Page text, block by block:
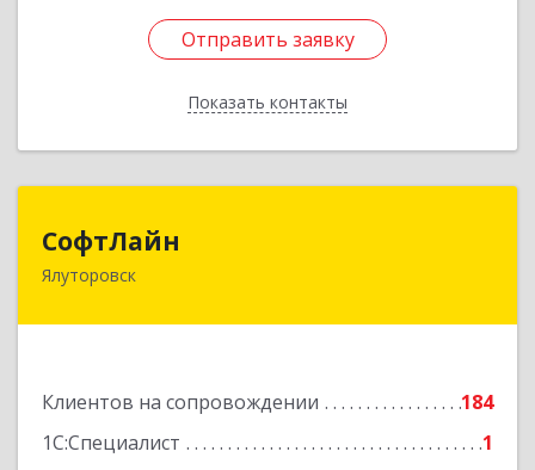
Отправить заявку
Показать контакты
Отправить заявку
Назад
СофтЛайн
Ялуторовск
Клиентов на сопровождении
184
1С:Специалист
1
627010, Тюменская обл, Ялуторовский р-н,